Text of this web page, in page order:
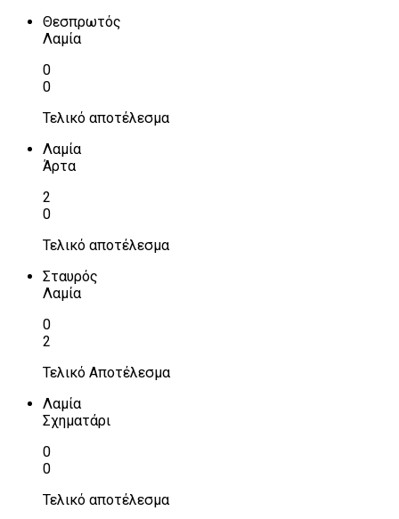
Θεσπρωτός
Λαμία
0
0
Τελικό αποτέλεσμα
Λαμία
Άρτα
2
0
Τελικό αποτέλεσμα
Σταυρός
Λαμία
0
2
Τελικό Αποτέλεσμα
Λαμία
Σχηματάρι
0
0
Τελικό αποτέλεσμα